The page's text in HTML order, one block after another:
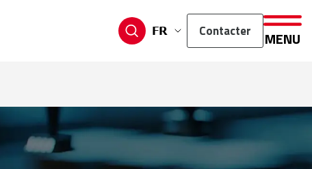
FR
Contacter MENU